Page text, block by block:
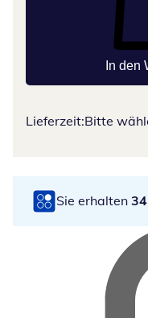
In den
Lieferzeit:Bitte
Sie erhalten 34